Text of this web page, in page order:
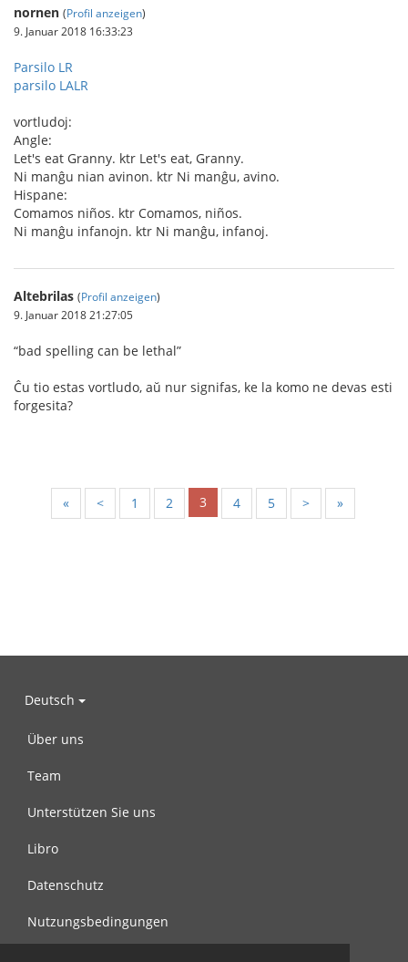
nornen (Profil anzeigen)
9. Januar 2018 16:33:23
Parsilo LR
parsilo LALR
vortludoj:
Angle:
Let's eat Granny. ktr Let's eat, Granny.
Ni manĝu nian avinon. ktr Ni manĝu, avino.
Hispane:
Comamos niños. ktr Comamos, niños.
Ni manĝu infanojn. ktr Ni manĝu, infanoj.
Altebrilas (Profil anzeigen)
9. Januar 2018 21:27:05
“bad spelling can be lethal”
Ĉu tio estas vortludo, aŭ nur signifas, ke la komo ne devas esti
forgesita?
« < 1 2 3 4 5 > »
Deutsch
Über uns
Team
Unterstützen Sie uns
Libro
Datenschutz
Nutzungsbedingungen